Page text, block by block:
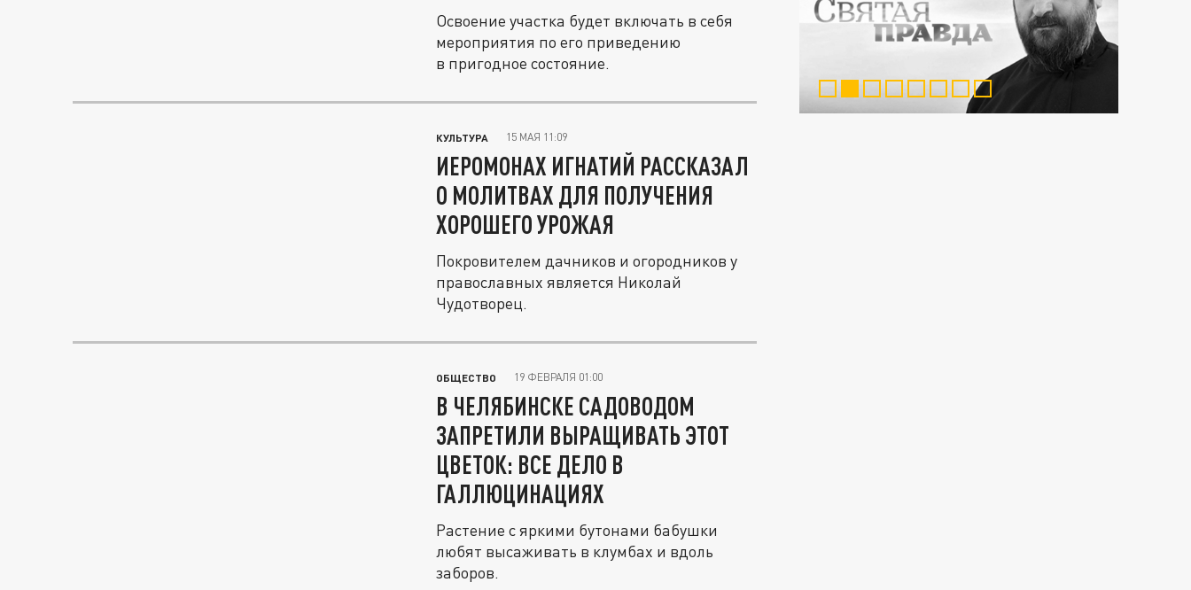
Освоение участка будет включать в себя
мероприятия по его приведению
в пригодное состояние.
КУЛЬТУРА 15 МАЯ 11:09
ИЕРОМОНАХ ИГНАТИЙ РАССКАЗАЛ
О МОЛИТВАХ ДЛЯ ПОЛУЧЕНИЯ
ХОРОШЕГО УРОЖАЯ
Покровителем дачников и огородников у
православных является Николай
Чудотворец.
ОБЩЕСТВО 19 ФЕВРАЛЯ 01:00
В ЧЕЛЯБИНСКЕ САДОВОДОМ
ЗАПРЕТИЛИ ВЫРАЩИВАТЬ ЭТОТ
ЦВЕТОК: ВСЕ ДЕЛО В
ГАЛЛЮЦИНАЦИЯХ
Растение с яркими бутонами бабушки
любят высаживать в клумбах и вдоль
заборов.